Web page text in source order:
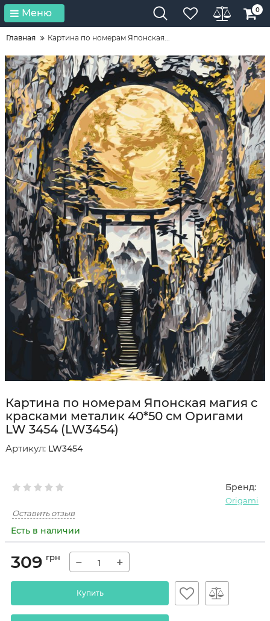
Меню 0
Главная Картина по номерам Японская...
Картина по номерам Японская магия с
красками металик 40*50 см Оригами
LW 3454 (LW3454)
Артикул: LW3454
Бренд:
Origami
Оставить отзыв
Есть в наличии
309 грн − +
Купить